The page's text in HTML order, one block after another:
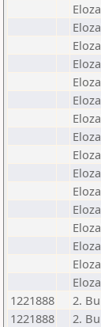
1221888
2.
1221888
2.